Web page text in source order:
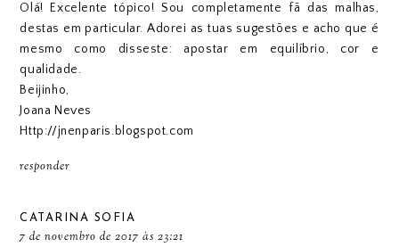
Olá! Excelente tópico! Sou completamente fã das malhas,
destas em particular. Adorei as tuas sugestões e acho que é
mesmo como disseste: apostar em equilíbrio, cor e
qualidade.
Beijinho,
Joana Neves
Http://jnenparis.blogspot.com
responder
CATARINA SOFIA
7 de novembro de 2017 às 23:21